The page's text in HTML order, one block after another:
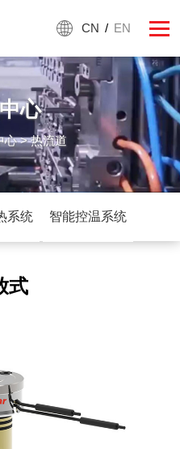
CN / EN
心
心> 热流道
系统 智能控温系统
式